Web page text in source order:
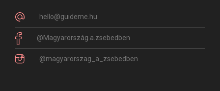
hello@guideme.hu
@Magyarország.a.zsebedben
@magyarorszag_a_zsebedben